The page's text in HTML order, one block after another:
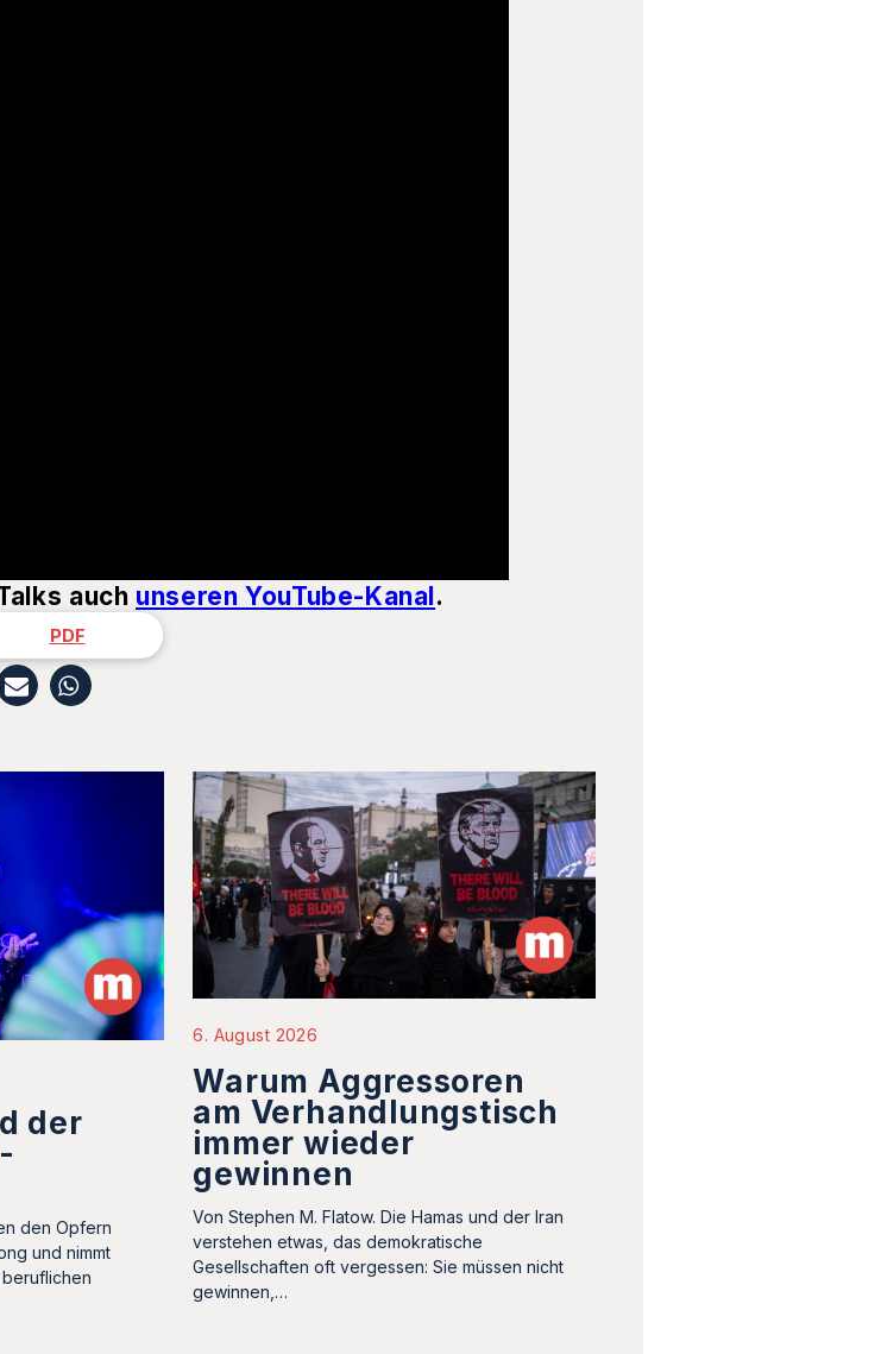
auch unseren YouTube-Kanal .
PDF
der
den Opfern
und nimmt
6. August 2026
Warum Aggressoren
am Verhandlungstisch
immer wieder
gewinnen
Von Stephen M. Flatow. Die Hamas und der Iran
verstehen etwas, das demokratische
Gesellschaften oft vergessen: Sie müssen nicht
gewinnen,…